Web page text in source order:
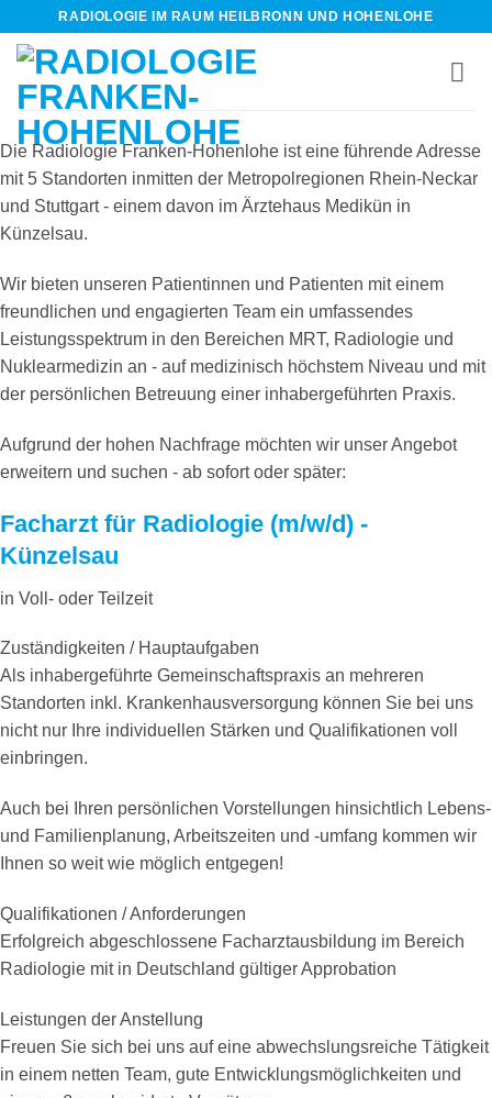
Inhalt
springen
RADIOLOGIE IM RAUM HEILBRONN UND HOHENLOHE
Die Radiologie Franken-Hohenlohe ist eine führende Adresse
mit 5 Standorten inmitten der Metropolregionen Rhein-Neckar
und Stuttgart - einem davon im Ärztehaus Medikün in
Künzelsau.
Wir bieten unseren Patientinnen und Patienten mit einem
freundlichen und engagierten Team ein umfassendes
Leistungsspektrum in den Bereichen MRT, Radiologie und
Nuklearmedizin an - auf medizinisch höchstem Niveau und mit
der persönlichen Betreuung einer inhabergeführten Praxis.
Aufgrund der hohen Nachfrage möchten wir unser Angebot
erweitern und suchen - ab sofort oder später:
Facharzt für Radiologie (m/w/d) -
Künzelsau
in Voll- oder Teilzeit
Zuständigkeiten / Hauptaufgaben
Als inhabergeführte Gemeinschaftspraxis an mehreren
Standorten inkl. Krankenhausversorgung können Sie bei uns
nicht nur Ihre individuellen Stärken und Qualifikationen voll
einbringen.
Auch bei Ihren persönlichen Vorstellungen hinsichtlich Lebens-
und Familienplanung, Arbeitszeiten und -umfang kommen wir
Ihnen so weit wie möglich entgegen!
Qualifikationen / Anforderungen
Erfolgreich abgeschlossene Facharztausbildung im Bereich
Radiologie mit in Deutschland gültiger Approbation
Leistungen der Anstellung
Freuen Sie sich bei uns auf eine abwechslungsreiche Tätigkeit
in einem netten Team, gute Entwicklungsmöglichkeiten und